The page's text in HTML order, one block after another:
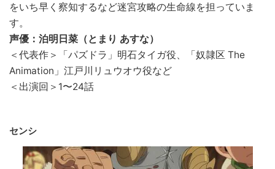
をいち早く察知するなど迷宮攻略の生命線を担っていま
す。
声優：泊明日菜（とまり あすな）
＜代表作＞「パズドラ」明石タイガ役、「奴隷区 The
Animation」江戸川リュウオウ役など
＜出演回＞1〜24話
センシ